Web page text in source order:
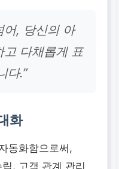
어, 당신의 아
고 다채롭게 표
다.”
화
동화함으로써,
, 고객 관계 관리